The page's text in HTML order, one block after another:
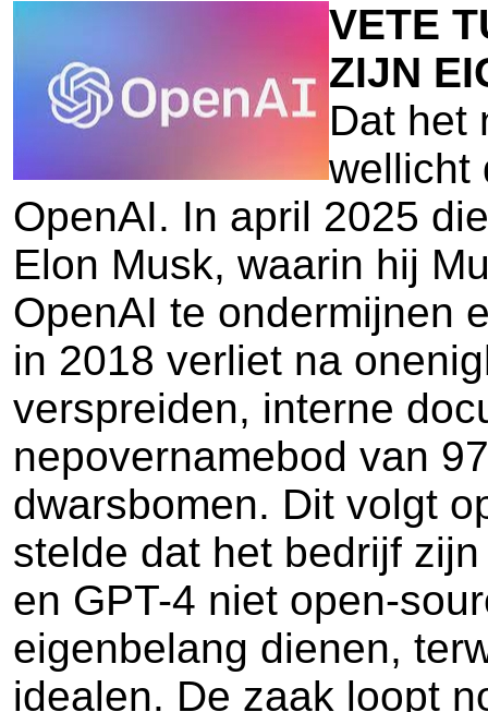
VETE
ZIJN
Dat het
wellicht
OpenAI. In april 2025
Elon Musk, waarin hij
OpenAI te ondermijnen
in 2018 verliet na
verspreiden, interne
nepovernamebod van
dwarsbomen. Dit volgt
stelde dat het bedrijf
en GPT-4 niet open-
eigenbelang dienen,
idealen. De zaak loopt